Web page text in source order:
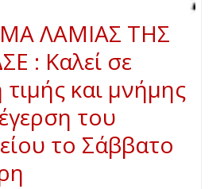
ΛΑΜΙΑΣ ΤΗΣ
: Καλεί σε
και μνήμης
του
το Σάββατο